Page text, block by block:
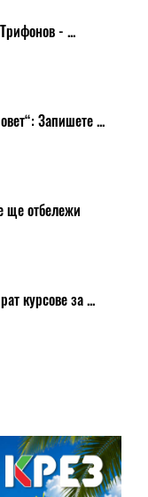
- ...
Запишете ...
отбележи
курсове за ...